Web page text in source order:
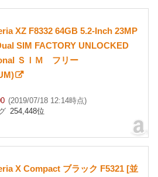
XZ F8332 64GB 5.2-Inch 23MP
SIM FACTORY UNLOCKED
ＳＩＭ フリー
(2019/07/18 12:14時点)
254,448位
X Compact ブラック F5321 [並